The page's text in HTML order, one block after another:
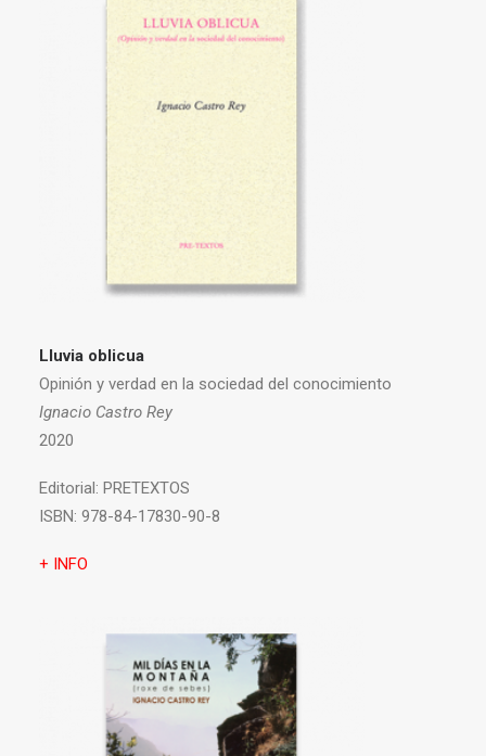
Lluvia oblicua
Opinión y verdad en la sociedad del conocimiento
Ignacio Castro Rey
2020
Editorial: PRETEXTOS
ISBN: 978-84-17830-90-8
+ INFO